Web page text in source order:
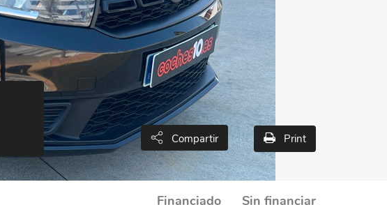
Compartir Print
Sin financiar
Financiado